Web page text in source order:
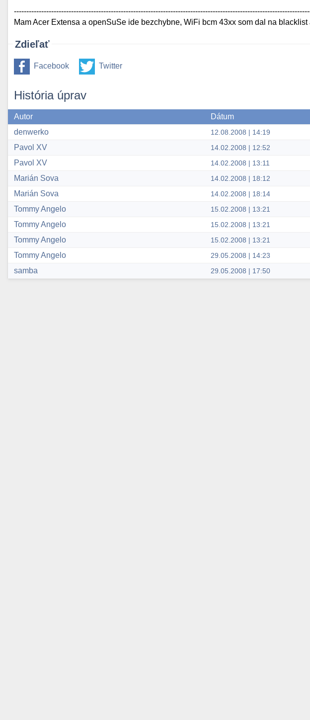
Mam Acer Extensa a openSuSe ide bezchybne, WiFi bcm 43xx som dal na
Zdieľať
Facebook Twitter
História úprav
Autor
Dátum
denwerko
12.08.2008 | 14:19
Pavol XV 14.02.2008 | 12:52
Pavol XV 14.02.2008 | 13:11
Marián Sova 14.02.2008 | 18:12
Marián Sova 14.02.2008 | 18:14
Tommy Angelo 15.02.2008 | 13:21
Tommy Angelo 15.02.2008 | 13:21
Tommy Angelo 15.02.2008 | 13:21
Tommy Angelo 29.05.2008 | 14:23
samba 29.05.2008 | 17:50